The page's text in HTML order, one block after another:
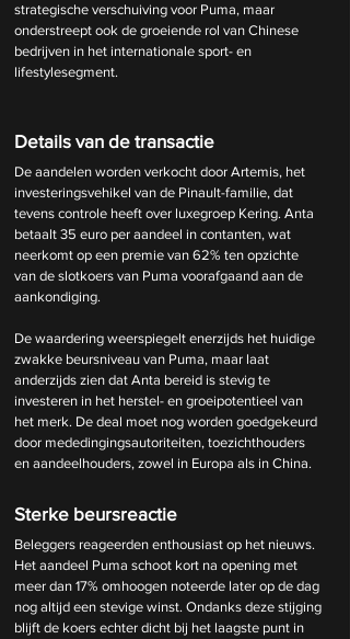
strategische verschuiving voor Puma, maar
onderstreept ook de groeiende rol van Chinese
bedrijven in het internationale sport- en
lifestylesegment.
Details van de transactie
De aandelen worden verkocht door Artemis, het
investeringsvehikel van de Pinault-familie, dat
tevens controle heeft over luxegroep Kering. Anta
betaalt 35 euro per aandeel in contanten, wat
neerkomt op een premie van 62% ten opzichte
van de slotkoers van Puma voorafgaand aan de
aankondiging.
De waardering weerspiegelt enerzijds het huidige
zwakke beursniveau van Puma, maar laat
anderzijds zien dat Anta bereid is stevig te
investeren in het herstel- en groeipotentieel van
het merk. De deal moet nog worden goedgekeurd
door mededingingsautoriteiten, toezichthouders
en aandeelhouders, zowel in Europa als in China.
Sterke beursreactie
Beleggers reageerden enthousiast op het nieuws.
Het aandeel Puma schoot kort na opening met
meer dan 17% omhoogen noteerde later op de dag
nog altijd een stevige winst. Ondanks deze stijging
blijft de koers echter dicht bij het laagste punt in